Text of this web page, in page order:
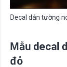
Decal dán tường
Mẫu decal
đỏ